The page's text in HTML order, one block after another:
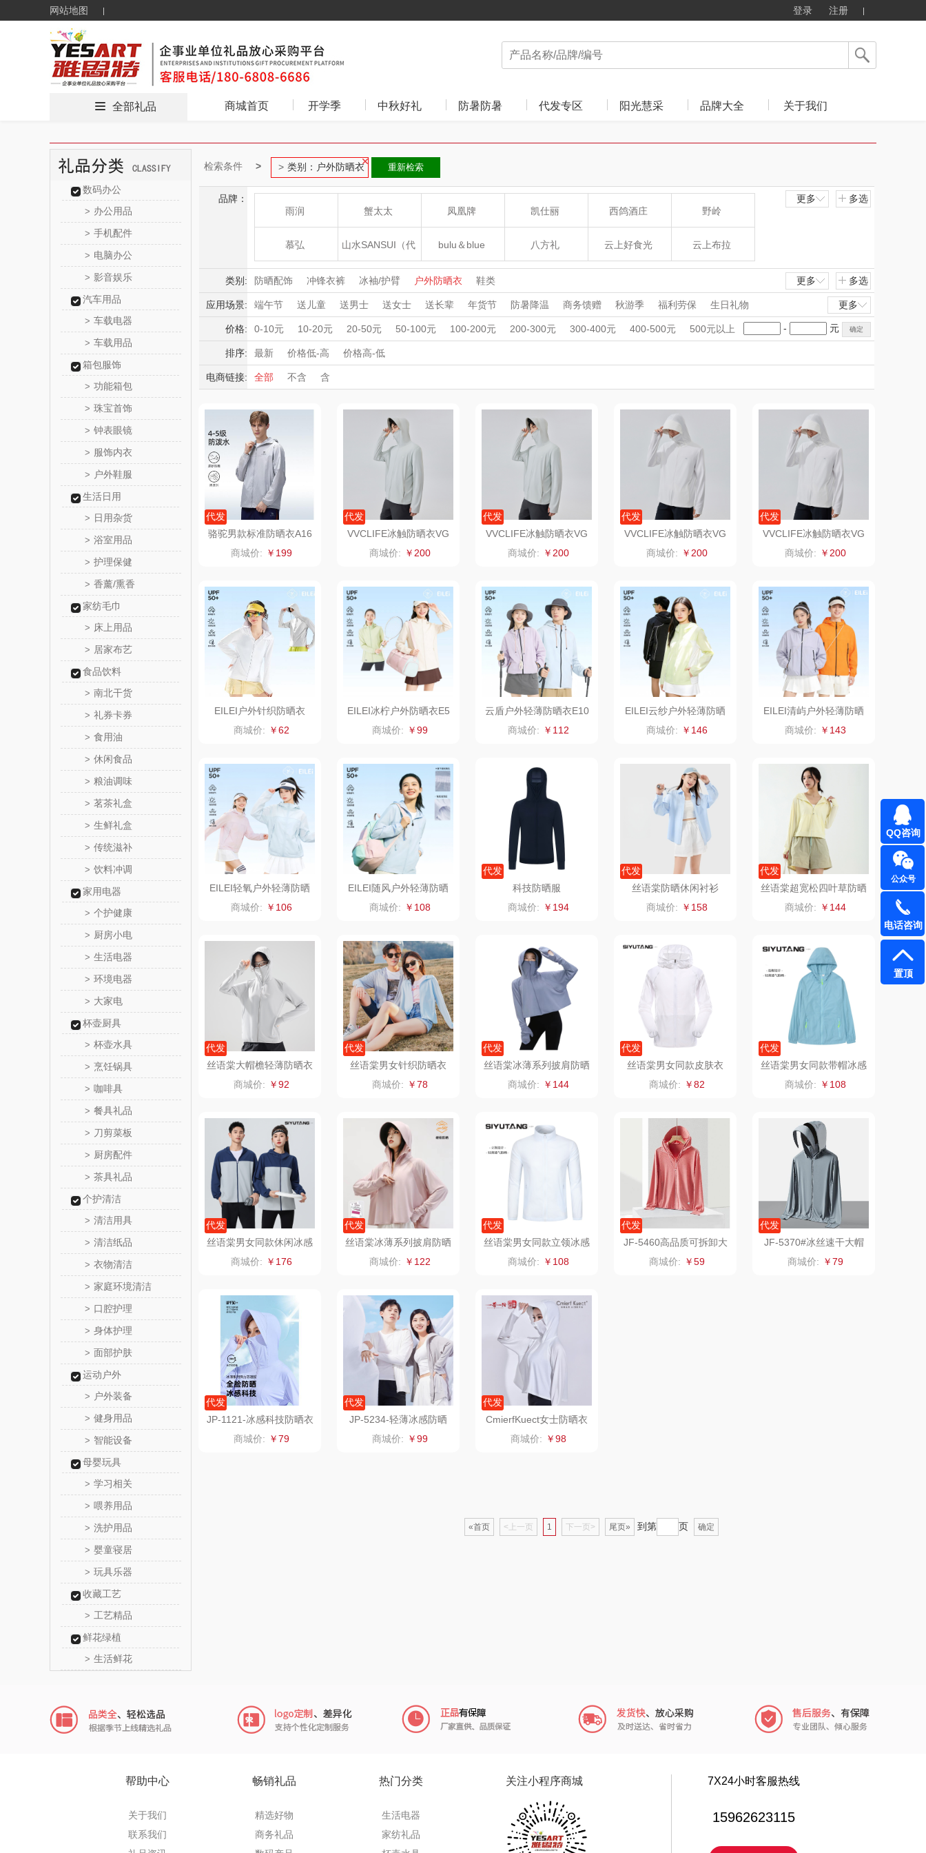
网站地图 登录 注册
全部礼品 商城首页 开学季 中秋好礼 防暑防暑 代发专区 阳光慧采 品牌大全 关于我们
数码办公
> 办公用品
> 手机配件
> 电脑办公
> 影音娱乐
汽车用品
> 车载电器
> 车载用品
箱包服饰
> 功能箱包
> 珠宝首饰
> 钟表眼镜
> 服饰内衣
> 户外鞋服
生活日用
> 日用杂货
> 浴室用品
> 护理保健
> 香薰/熏香
家纺毛巾
> 床上用品
> 居家布艺
食品饮料
> 南北干货
> 礼券卡券
> 食用油
> 休闲食品
> 粮油调味
> 茗茶礼盒
> 生鲜礼盒
> 传统滋补
> 饮料冲调
家用电器
> 个护健康
> 厨房小电
> 生活电器
> 环境电器
> 大家电
杯壶厨具
> 杯壶水具
> 烹饪锅具
> 咖啡具
> 餐具礼品
> 刀剪菜板
> 厨房配件
> 茶具礼品
个护清洁
> 清洁用具
> 清洁纸品
> 衣物清洁
> 家庭环境清洁
> 口腔护理
> 身体护理
> 面部护肤
运动户外
> 户外装备
> 健身用品
> 智能设备
母婴玩具
> 学习相关
> 喂养用品
> 洗护用品
> 婴童寝居
> 玩具乐器
收藏工艺
> 工艺精品
鲜花绿植
> 生活鲜花
检索条件 类别：户外防晒衣 重新检索
品牌：
雨润
蟹太太 凤凰牌 凯仕丽 西鸽酒庄 野岭
慕弘 山水SANSUI（代
理商）
bulu＆blue 八方礼 云上好食光 云上布拉
片仔癀 山本 新秀丽
HOLOHOLO 途柏丽TOBERLIR momo（杯壶） 大嘴猴（杯壶厨具 觅菓 MOVA
匠心萌宠 YOTTOY
宝堂马氏铺子
（线下款）
罗莱 超柔床品 三只松鼠（代理 可口可乐Coca Col
a
百草味（代理商） LUING BOX 润本（套装） 戴可思
京意之选 阿茜娅（AGIA） 卓然
SWISS MILITARY 罗莱超柔床品 奈雪茶院 奈雪的茶 克洛特
倍瑞傲 安宝笛 爱润丝婷 形象派 花卉诗
ROBAM老板 康夫 拜灭士 舒蕾（定制款） 洁玉（定制款）
富昌（定制款） 爱国者（移动电
源）
荣诚 江中猴姑
江中食疗 凤凰 保卫蛋蛋 马克图布 苏泊尔（代理商） 九阳（代理商）
漫沃星系 五芳斋 立家 中茶
可益康 皇家粮仓 干饭熊饱饱 梦洁家纺
路悠悠 金龙鱼（包销款） 德菲摩尔
保宁 伊莎贝拉 荣事达（品牌方） 得力 润本（套装类） 浪莎
臻牧 真不二 富安娜（包销款
杜邦（餐具类） 洁丽雅（包销款） 云栖桦田 百事食品
洽洽 奥克斯 五丰黎红 可可满分
商）
味滋源（品牌方） 立时olayks 京荟堂
呼也 梦洁 润培 百事（饮具类）
丽耳 三胖蛋 奈斯派索 小度
宏太 都乐Dole
欧丽薇兰 易路达 西屋（风扇类）
汤姆逊 皮尔卡丹（皮具
类）
傲胜OSIM 360 LK
锡品源 狮峰 温仑山（电器类） 洁丽雅（代理商） 康巴赫（锅具类）
keep kaco 吉潮瑞鲜 飞利浦新安怡
绿鼻子 乐扣乐扣（箱包杯
壶）
海信 乐美雅（餐具类）
康恩贝 WENGER/威戈 Alluflon阿路弗仑 爱仕达
富安娜（包销款） 冈州故事 卜珂
信科 南方寝饰 瓷咖什 氛围部落
乐而雅 folli follie 爱国者
吉米
茶马世家 陈克明 TKK
更多 多选
类别: 防晒配饰 冲锋衣裤 冰袖/护臂 户外防晒衣 鞋类 更多 多选
应用场景: 端午节 送儿童 送男士 送女士 送长辈 年货节 防暑降温 商务馈赠 秋游季 福利劳保
生日礼物
积分礼品
周年庆礼品 春游踏青 开学季礼品 毕业季礼品 开门红专区 伴手礼盒 会议礼品
国潮文创
暖冬好物
外事出国 入职礼
高端送礼
开业乔迁 乡村振兴 定制案例 珠宝礼品 酒店旅游 高校礼品 女神节 奶企礼品
银行礼品
保险礼品
建材礼品 政企单位 房地产礼品 汽车礼品 进店礼 情人节 七夕节 建党节 圣诞节
教师节
母亲节
父亲节 儿童节 中秋节 建军节 护士节 重阳节
更多
价格: 0-10元 10-20元 20-50元 50-100元 100-200元 200-300元 300-400元 400-500元 500元以上 - 元
排序: 最新 价格低-高 价格高-低
电商链接: 全部 不含 含
代发
骆驼男款标准防晒衣A16
BA18010
商城价: ￥199
代发
VVCLIFE冰触防晒衣VG
S3S200浅灰色XL码
商城价: ￥200
代发
VVCLIFE冰触防晒衣VG
S3S200浅灰色L码
商城价: ￥200
代发
VVCLIFE冰触防晒衣VG
S3S200冰川白XL码
商城价: ￥200
代发
VVCLIFE冰触防晒衣VG
S3S200冰川白L码
商城价: ￥200
EILEI户外针织防晒衣
（男女同款）E0908
商城价: ￥62
EILEI冰柠户外防晒衣E5
商城价: ￥99
云盾户外轻薄防晒衣E10
商城价: ￥112
EILEI云纱户外轻薄防晒
衣E6801
商城价: ￥146
EILEI清屿户外轻薄防晒
衣E658
商城价: ￥143
EILEI轻氧户外轻薄防晒
衣E6019
商城价: ￥106
EILEI随风户外轻薄防晒
衣E97
商城价: ￥108
代发
科技防晒服
商城价: ￥194
代发
丝语棠防晒休闲衬衫
商城价: ￥158
代发
丝语棠超宽松四叶草防晒
商城价: ￥144
代发
丝语棠大帽檐轻薄防晒衣
商城价: ￥92
代发
丝语棠男女针织防晒衣
商城价: ￥78
代发
丝语棠冰薄系列披肩防晒
服（斗篷款02）
商城价: ￥144
代发
丝语棠男女同款皮肤衣
商城价: ￥82
代发
丝语棠男女同款带帽冰感
防晒衣
商城价: ￥108
代发
丝语棠男女同款休闲冰感
防晒衣
商城价: ￥176
代发
丝语棠冰薄系列披肩防晒
服（斗篷款01
商城价: ￥122
代发
丝语棠男女同款立领冰感
防晒衣
商城价: ￥108
代发
JF-5460高品质可拆卸大
帽檐防晒衣
商城价: ￥59
代发
JF-5370#冰丝速干大帽
檐防晒衣
商城价: ￥79
代发
JP-1121-冰感科技防晒衣
商城价: ￥79
代发
JP-5234-轻薄冰感防晒
商城价: ￥99
代发
CmierfKuect女士防晒衣
CK-FS2202
商城价: ￥98
«首页 <上一页 1 下一页> 尾页» 到第 页 确定
帮助中心
关于我们
联系我们
畅销礼品
精选好物
商务礼品
热门分类
生活电器
家纺礼品
关注小程序商城 7X24小时客服热线
15962623115
QQ咨询
公众号
电话咨询
置顶